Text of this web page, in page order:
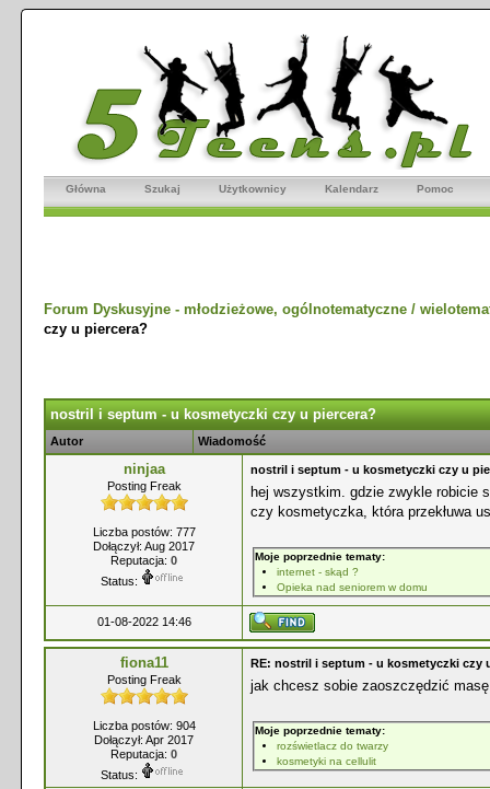
Główna Szukaj Użytkownicy Kalendarz Pomoc
Forum Dyskusyjne - młodzieżowe, ogólnotematyczne /
czy u piercera?
nostril i septum - u kosmetyczki czy u piercera?
Autor Wiadomość
ninjaa
Posting Freak
Liczba postów: 777
Dołączył: Aug 2017
Reputacja: 0
Status:
nostril i septum - u kosmetyczki czy u
hej wszystkim. gdzie zwykle robicie
czy kosmetyczka, która przekłuwa
Moje poprzednie tematy:
internet - skąd ?
Opieka nad seniorem w domu
01-08-2022 14:46
fiona11
Posting Freak
Liczba postów: 904
Dołączył: Apr 2017
Reputacja: 0
Status:
RE: nostril i septum - u kosmetyczki czy
jak chcesz sobie zaoszczędzić
Moje poprzednie tematy:
rozświetlacz do twarzy
kosmetyki na cellulit